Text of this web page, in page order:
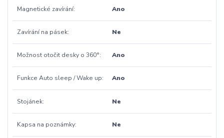
Magnetické zavírání Ano
Zavírání na pásek Ne
Možnost otočit desky o 360° Ano
Funkce Auto sleep / Wake up Ano
Stojánek Ne
Kapsa na poznámky Ne